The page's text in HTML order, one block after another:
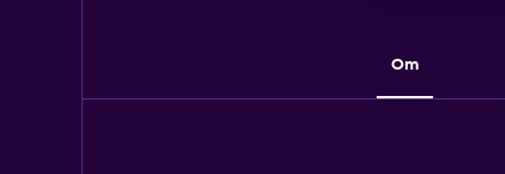
Om